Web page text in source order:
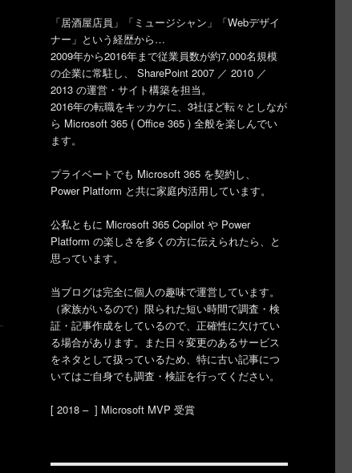
「居酒屋店員」「ミュージシャン」「Webデザイ
ナー」という経歴から…
2009年から2016年まで従業員数が約7,000名規模
の企業に常駐し、 SharePoint 2007 ／ 2010 ／
2013 の運営・サイト構築を担当。
2016年の転職をキッカケに、3社ほど転々としなが
ら Microsoft 365 ( Office 365 ) 全般を楽しんでい
ます。
プライベートでも Microsoft 365 を契約し、
Power Platform と共に家庭内活用しています。
公私ともに Microsoft 365 Copilot や Power
Platform の楽しさを多くの方に伝えられたら、と
思っています。
当ブログは完全に個人の趣味で運営しています。
（家族がいるので）限られた短い時間で調査・検
証・記事作成をしているので、正確性に欠けてい
る場合があります。また日々変更のあるサービス
をネタとして扱っているため、特に古い記事につ
いてはご自身でも調査・検証を行ってください。
[ 2018 – ] Microsoft MVP 受賞